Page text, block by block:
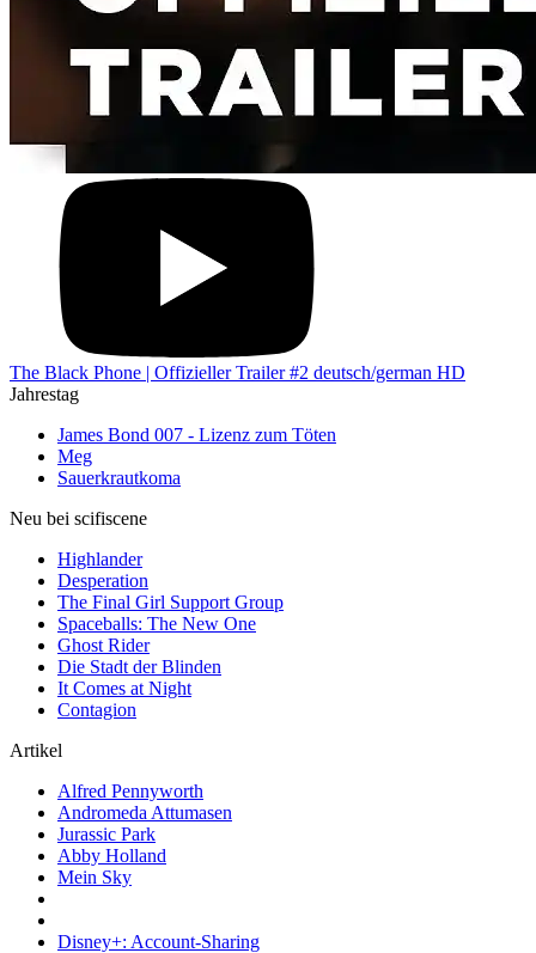
The Black Phone | Offizieller Trailer #2 deutsch/german HD
Jahrestag
James Bond 007 - Lizenz zum Töten
Meg
Sauerkrautkoma
Neu bei scifiscene
Highlander
Desperation
The Final Girl Support Group
Spaceballs: The New One
Ghost Rider
Die Stadt der Blinden
It Comes at Night
Contagion
Artikel
Alfred Pennyworth
Andromeda Attumasen
Jurassic Park
Abby Holland
Mein Sky
Disney+: Account-Sharing